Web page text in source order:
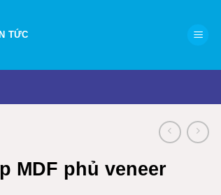
TỨC
MDF phủ veneer